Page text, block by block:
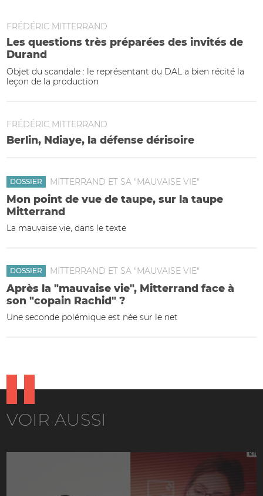
FRÉDÉRIC MITTERRAND
Les questions très préparées des invités de
Durand
Objet du scandale : le représentant du DAL a bien récité la
leçon de la production
FRÉDÉRIC MITTERRAND
Berlin, Ndiaye, la défense dérisoire
DOSSIER MITTERRAND ET SA "MAUVAISE VIE"
Mon point de vue de taupe, sur la taupe
Mitterrand
La mauvaise vie, dans le texte
DOSSIER MITTERRAND ET SA "MAUVAISE VIE"
Après la "mauvaise vie", Mitterrand face à
son "copain Rachid" ?
Une seconde polémique est née sur le net
VOIR AUSSI